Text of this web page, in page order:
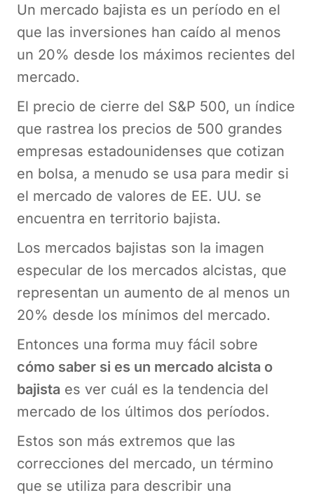
Un mercado bajista es un período en el
que las inversiones han caído al menos
un 20% desde los máximos recientes del
mercado.
El precio de cierre del S&P 500, un índice
que rastrea los precios de 500 grandes
empresas estadounidenses que cotizan
en bolsa, a menudo se usa para medir si
el mercado de valores de EE. UU. se
encuentra en territorio bajista.
Los mercados bajistas son la imagen
especular de los mercados alcistas, que
representan un aumento de al menos un
20% desde los mínimos del mercado.
Entonces una forma muy fácil sobre
cómo saber si es un mercado alcista o
bajista es ver cuál es la tendencia del
mercado de los últimos dos períodos.
Estos son más extremos que las
correcciones del mercado, un término
que se utiliza para describir una